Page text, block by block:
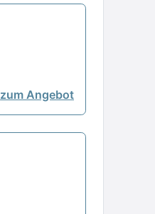
zum Angebot